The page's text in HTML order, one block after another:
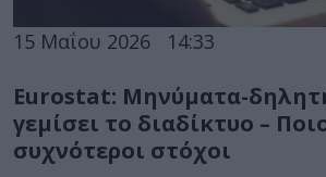
15 Μαΐου 2026 14:33
Eurostat: Μηνύματα-
γεμίσει το διαδίκτυο –
συχνότεροι στόχοι